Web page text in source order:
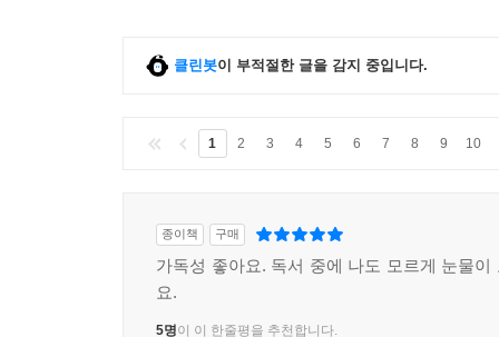
클린봇이 부적절한 글을 감지 중입니다.
1 2 3 4 5 6 7 8 9 10
종이책 구매
가독성 좋아요. 독서 중에 나도 모르게 눈물이
요.
5명이 이 한줄평을 추천합니다.